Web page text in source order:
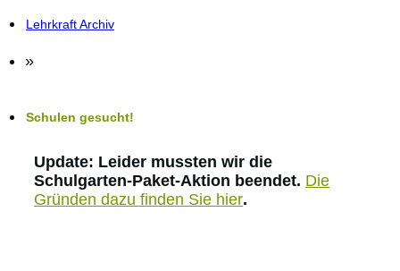
Lehrkraft Archiv
»
Schulen gesucht!
Update: Leider mussten wir die
Schulgarten-Paket-Aktion beendet. Die
Gründen dazu finden Sie hier.